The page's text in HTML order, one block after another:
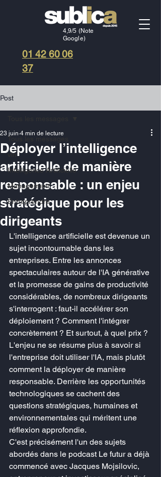
01 42 60 06
37
4,9/5 (Note
Google)
Post
Tous les messages
vin
Intelligence Artificielle
Management
Entreprendre
Déployer l’intelligence
artificielle de manière
responsable : un enjeu
stratégique pour les
dirigeants
23 juin 4 min de lecture
L'intelligence artificielle est devenue un
sujet incontournable dans les
entreprises. Entre les annonces
spectaculaires autour de l'IA générative
et la promesse de gains de productivité
considérables, de nombreux dirigeants
s'interrogent : faut-il accélérer son
déploiement ? Comment l'intégrer
concrètement ? Et surtout, à quel prix ?
L'enjeu ne se résume plus à savoir si
l'entreprise doit utiliser l'IA, mais plutôt
comment la déployer de manière
responsable. Derrière les opportunités
technologiques se cachent des
questions stratégiques, humaines et
environnementales qui méritent une
réflexion approfondie.
C'est précisément l'un des sujets
abordés dans le podcast Le futur a déjà
commencé avec Jacques Mojsilovic,